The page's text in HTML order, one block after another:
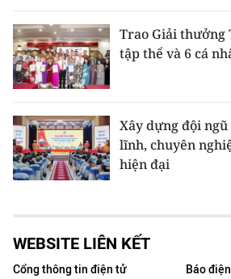
Trao Giải thưởng
tập thể và 6 cá
Xây dựng đội
lĩnh, chuyên
hiện đại
WEBSITE LIÊN KẾT
Cổng thông tin điện tử
Báo